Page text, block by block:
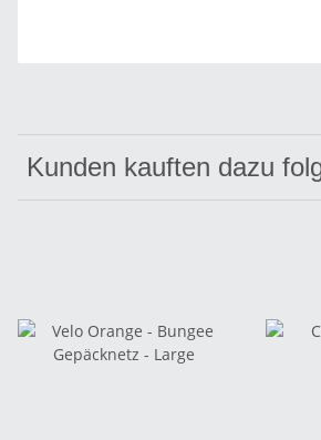
Kunden kauften dazu